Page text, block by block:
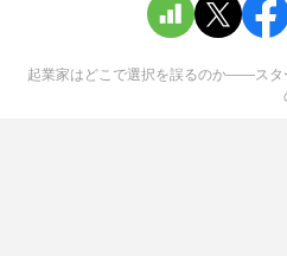
起業家はどこで選択を誤るのか――スタ